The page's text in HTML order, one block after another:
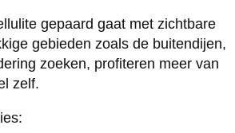
gepaard gaat met zichtbare
gebieden zoals de buitendijen,
zoeken, profiteren meer van
zelf.